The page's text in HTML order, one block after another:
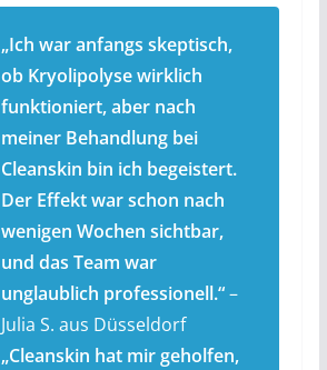
„Ich war anfangs skeptisch,
ob Kryolipolyse wirklich
funktioniert, aber nach
meiner Behandlung bei
Cleanskin bin ich begeistert.
Der Effekt war schon nach
wenigen Wochen sichtbar,
und das Team war
unglaublich professionell.“–
Julia S. aus Düsseldorf
„Cleanskin hat mir geholfen,